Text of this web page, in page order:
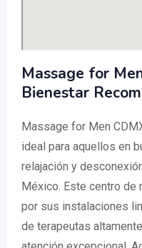
Massage for
Bienestar
Massage for Men
ideal para aquellos en
relajación y
México. Este centro de
por sus instalaciones
de terapeutas